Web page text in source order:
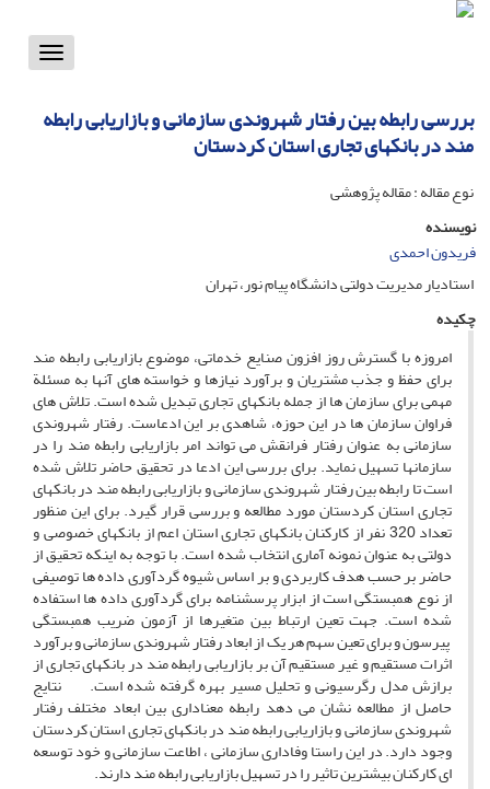
Toggle
بررسی رابطه بین رفتار شهروندی سازمانی و بازاریابی رابطه
مند در بانکهای تجاری استان کردستان
نوع مقاله : مقاله پژوهشی
نویسنده
فریدون احمدی
استادیار مدیریت دولتی دانشگاه پیام نور، تهران
چکیده
امروزه با گسترش روز افزون صنایع خدماتی، موضوع بازاریابی رابطه مند
برای حفظ و جذب مشتریان و برآورد نیازها و خواسته های آنها به مسئلة
مهمی برای سازمان ها از جمله بانکهای تجاری تبدیل شده است. تلاش های
فراوان سازمان ها در این حوزه، شاهدی بر این ادعاست. رفتار شهروندی
سازمانی به عنوان رفتار فرانقش می تواند امر بازاریابی رابطه مند را در
سازمانها تسهیل نماید. برای بررسی این ادعا در تحقیق حاضر تلاش شده
است تا رابطه بین رفتار شهروندی سازمانی و بازاریابی رابطه مند در بانکهای
تجاری استان کردستان مورد مطالعه و بررسی قرار گیرد. برای این منظور
تعداد 320 نفر از کارکنان بانکهای تجاری استان اعم از بانکهای خصوصی و
دولتی به عنوان نمونه آماری انتخاب شده است. با توجه به اینکه تحقیق از
حاضر بر حسب هدف کاربردی و بر اساس شیوه گردآوری داده ها توصیفی
از نوع همبستگی است از ابزار پرسشنامه برای گردآوری داده ها استفاده
شده است. جهت تعین ارتباط بین متغیرها از آزمون ضریب همبستگی
پیرسون و برای تعین سهم هر یک از ابعاد رفتار شهروندی سازمانی و برآورد
اثرات مستقیم و غیر مستقیم آن بر بازاریابی رابطه مند در بانکهای تجاری از
برازش مدل رگرسیونی و تحلیل مسیر بهره گرفته شده است. نتایج
حاصل از مطالعه نشان می دهد رابطه معناداری بین ابعاد مختلف رفتار
شهروندی سازمانی و بازاریابی رابطه مند در بانکهای تجاری استان کردستان
وجود دارد. در این راستا وفاداری سازمانی ، اطاعت سازمانی و خود توسعه
ای کارکنان بیشترین تاثیر را در تسهیل بازاریابی رابطه مند دارند.